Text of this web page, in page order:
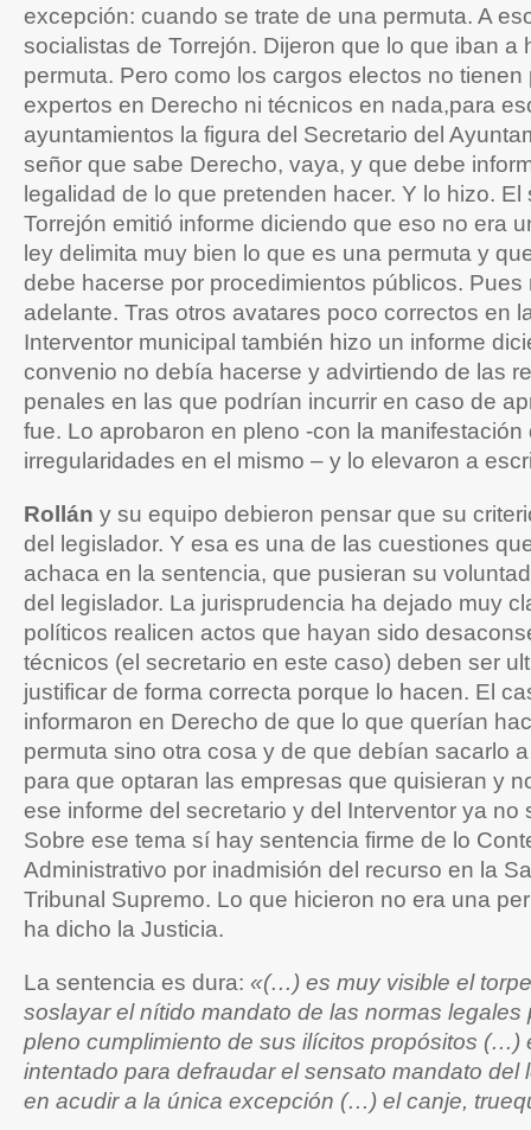
excepción: cuando se trate de una permuta. A
socialistas de Torrejón. Dijeron que lo que iban a
permuta. Pero como los cargos electos no tienen
expertos en Derecho ni técnicos en nada,para
ayuntamientos la figura del Secretario del
señor que sabe Derecho, vaya, y que debe
legalidad de lo que pretenden hacer. Y lo hizo. El
Torrejón emitió informe diciendo que eso no era
ley delimita muy bien lo que es una permuta y
debe hacerse por procedimientos públicos. Pues
adelante. Tras otros avatares poco correctos en
Interventor municipal también hizo un informe
convenio no debía hacerse y advirtiendo de las
penales en las que podrían incurrir en caso de
fue. Lo aprobaron en pleno -con la manifestación
irregularidades en el mismo – y lo elevaron a
Rollán y su equipo debieron pensar que su
del legislador. Y esa es una de las cuestiones
achaca en la sentencia, que pusieran su
del legislador. La jurisprudencia ha dejado muy
políticos realicen actos que hayan sido
técnicos (el secretario en este caso) deben ser
justificar de forma correcta porque lo hacen. El
informaron en Derecho de que lo que querían
permuta sino otra cosa y de que debían sacarlo
para que optaran las empresas que quisieran y
ese informe del secretario y del Interventor ya no
Sobre ese tema sí hay sentencia firme de lo
Administrativo por inadmisión del recurso en la
Tribunal Supremo. Lo que hicieron no era una
ha dicho la Justicia.
La sentencia es dura: «(…) es muy visible el
soslayar el nítido mandato de las normas legales
pleno cumplimiento de sus ilícitos propósitos (…)
intentado para defraudar el sensato mandato del
en acudir a la única excepción (…) el canje,